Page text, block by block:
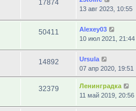
17874
13 авг 2023, 10:55
50411
Alexey03
10 июл 2021, 21:44
14892
Ursula
07 апр 2020, 19:51
32379
Ленинградка
11 май 2019, 20:56